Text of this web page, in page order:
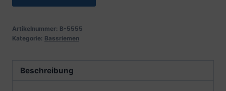
Artikelnummer: B-5555
Kategorie: Bassriemen
Beschreibung